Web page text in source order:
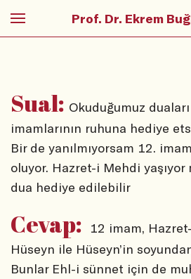
Prof. Dr. Ekrem
Sual: Okuduğumuz
imamlarının ruhuna hediye
Bir de yanılmıyorsam 12.
oluyor. Hazret-i Mehdi yaşıyor
dua hediye edilebilir
Cevap:
12 imam,
Hüseyn ile Hüseyn’in
Bunlar Ehl-i sünnet için de